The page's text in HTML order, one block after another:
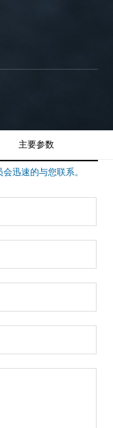
主要参数
迅速的与您联系。